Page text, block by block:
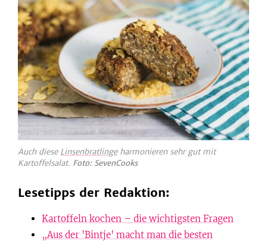
Auch diese Linsenbratlingeharmonieren sehr gut mit
Kartoffelsalat. Foto: SevenCooks
Lesetipps der Redaktion:
Kartoffeln kochen – die wichtigsten Fragen
„Aus der 'Bintje' macht man die besten